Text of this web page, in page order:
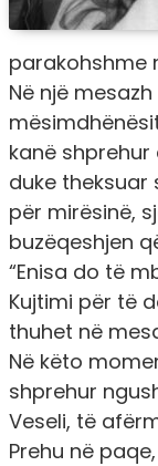
parakohshme
Në një
kanë
duke theksuar
për mirësinë,
buzëqeshjen
“Enisa do të
Kujtimi për të
thuhet në
Në këto
shprehur
Veseli, të
Prehu në